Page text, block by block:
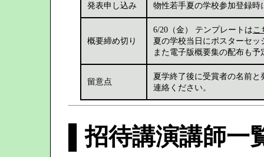
発表申し込み 物性若手夏の学校参加登録時
概要締め切り
6/20（金） テンプレートはこ
夏の学校当日にポスターセ
また電子版概要集の配布も予
留意点
夏学終了後に受賞者の名前
連絡ください。
▌招待講演講師